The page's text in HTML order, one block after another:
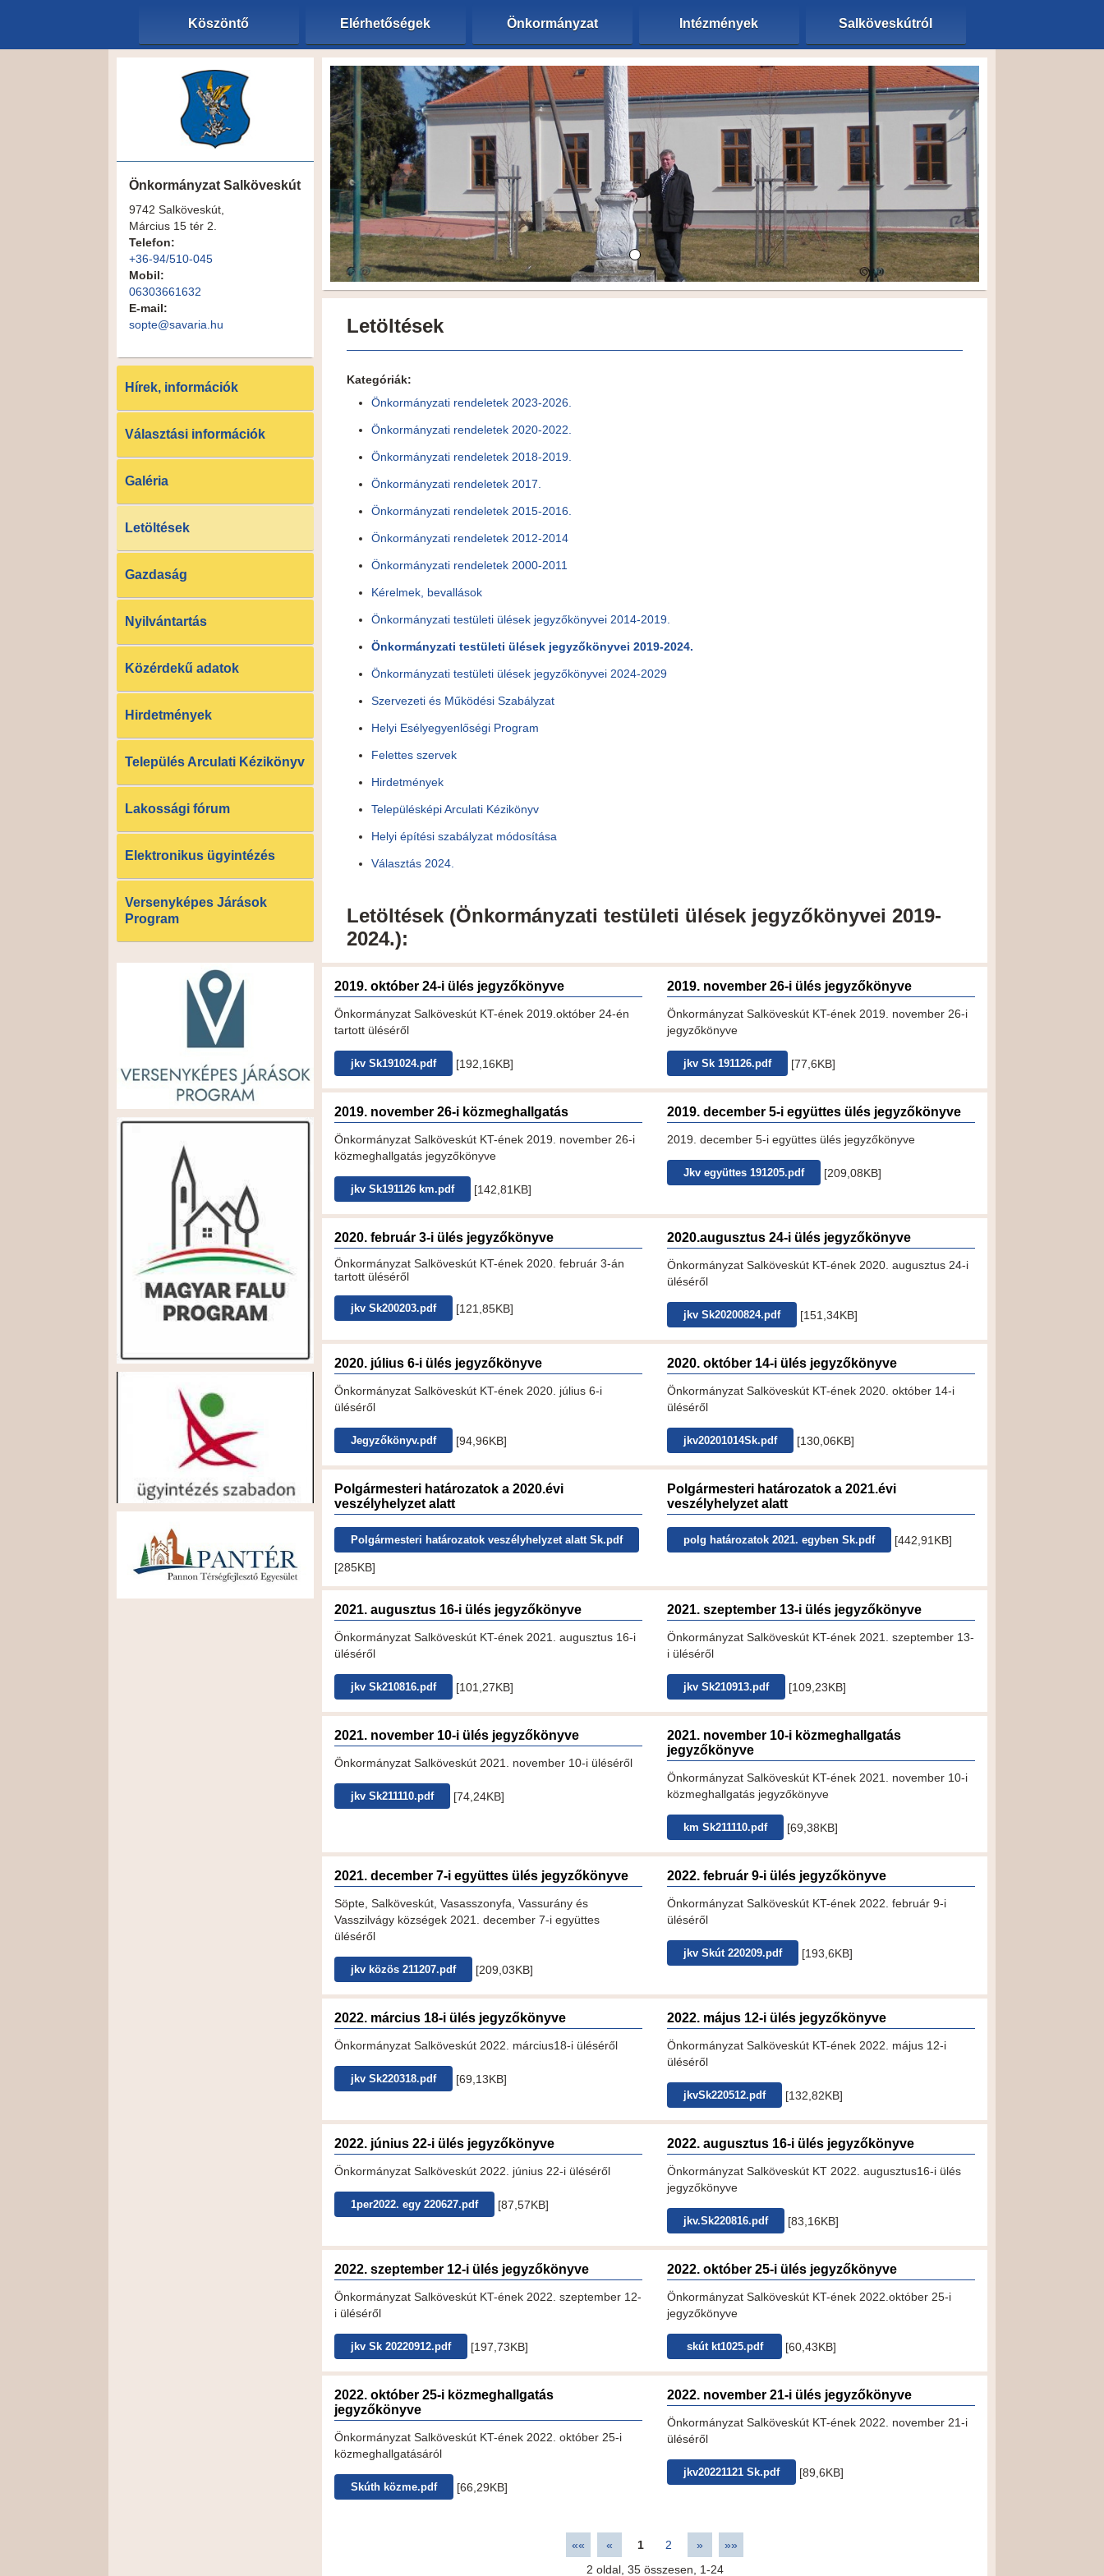
Köszöntő Elérhetőségek Önkormányzat Intézmények Salköveskútról
Önkormányzat Salköveskút
9742 Salköveskút,
Március 15 tér 2.
Telefon:
+36-94/510-045
Mobil:
06303661632
E-mail:
sopte@savaria.hu
Hírek, információk
Választási információk
Galéria
Letöltések
Gazdaság
Nyilvántartás
Közérdekű adatok
Hirdetmények
Település Arculati Kézikönyv
Lakossági fórum
Elektronikus ügyintézés
Versenyképes Járások
Program
Letöltések
Kategóriák:
Önkormányzati rendeletek 2023-2026.
Önkormányzati rendeletek 2020-2022.
Önkormányzati rendeletek 2018-2019.
Önkormányzati rendeletek 2017.
Önkormányzati rendeletek 2015-2016.
Önkormányzati rendeletek 2012-2014
Önkormányzati rendeletek 2000-2011
Kérelmek, bevallások
Önkormányzati testületi ülések jegyzőkönyvei 2014-2019.
Önkormányzati testületi ülések jegyzőkönyvei 2019-2024.
Önkormányzati testületi ülések jegyzőkönyvei 2024-2029
Szervezeti és Működési Szabályzat
Helyi Esélyegyenlőségi Program
Felettes szervek
Hirdetmények
Településképi Arculati Kézikönyv
Helyi építési szabályzat módosítása
Választás 2024.
Letöltések (Önkormányzati testületi ülések jegyzőkönyvei 2019-
2024.):
2019. október 24-i ülés jegyzőkönyve
Önkormányzat Salköveskút KT-ének 2019.október 24-én
tartott üléséről
jkv Sk191024.pdf [192,16KB]
2019. november 26-i ülés jegyzőkönyve
Önkormányzat Salköveskút KT-ének 2019. november 26-i
jegyzőkönyve
jkv Sk 191126.pdf [77,6KB]
2019. november 26-i közmeghallgatás
Önkormányzat Salköveskút KT-ének 2019. november 26-i
közmeghallgatás jegyzőkönyve
jkv Sk191126 km.pdf [142,81KB]
2019. december 5-i együttes ülés jegyzőkönyve
2019. december 5-i együttes ülés jegyzőkönyve
Jkv együttes 191205.pdf [209,08KB]
2020. február 3-i ülés jegyzőkönyve
Önkormányzat Salköveskút KT-ének 2020. február 3-án
tartott üléséről
jkv Sk200203.pdf [121,85KB]
2020.augusztus 24-i ülés jegyzőkönyve
Önkormányzat Salköveskút KT-ének 2020. augusztus 24-i
üléséről
jkv Sk20200824.pdf [151,34KB]
2020. július 6-i ülés jegyzőkönyve
Önkormányzat Salköveskút KT-ének 2020. július 6-i
üléséről
Jegyzőkönyv.pdf [94,96KB]
2020. október 14-i ülés jegyzőkönyve
Önkormányzat Salköveskút KT-ének 2020. október 14-i
üléséről
jkv20201014Sk.pdf [130,06KB]
Polgármesteri határozatok a 2020.évi
veszélyhelyzet alatt
Polgármesteri határozatok veszélyhelyzet alatt Sk.pdf
[285KB]
Polgármesteri határozatok a 2021.évi
veszélyhelyzet alatt
polg határozatok 2021. egyben Sk.pdf [442,91KB]
2021. augusztus 16-i ülés jegyzőkönyve
Önkormányzat Salköveskút KT-ének 2021. augusztus 16-i
üléséről
jkv Sk210816.pdf [101,27KB]
2021. szeptember 13-i ülés jegyzőkönyve
Önkormányzat Salköveskút KT-ének 2021. szeptember 13-
i üléséről
jkv Sk210913.pdf [109,23KB]
2021. november 10-i ülés jegyzőkönyve
Önkormányzat Salköveskút 2021. november 10-i üléséről
jkv Sk211110.pdf [74,24KB]
2021. november 10-i közmeghallgatás
jegyzőkönyve
Önkormányzat Salköveskút KT-ének 2021. november 10-i
közmeghallgatás jegyzőkönyve
km Sk211110.pdf [69,38KB]
2021. december 7-i együttes ülés jegyzőkönyve
Söpte, Salköveskút, Vasasszonyfa, Vassurány és
Vasszilvágy községek 2021. december 7-i együttes
üléséről
jkv közös 211207.pdf [209,03KB]
2022. február 9-i ülés jegyzőkönyve
Önkormányzat Salköveskút KT-ének 2022. február 9-i
üléséről
jkv Skút 220209.pdf [193,6KB]
2022. március 18-i ülés jegyzőkönyve
Önkormányzat Salköveskút 2022. március18-i üléséről
jkv Sk220318.pdf [69,13KB]
2022. május 12-i ülés jegyzőkönyve
Önkormányzat Salköveskút KT-ének 2022. május 12-i
üléséről
jkvSk220512.pdf [132,82KB]
2022. június 22-i ülés jegyzőkönyve
Önkormányzat Salköveskút 2022. június 22-i üléséről
1per2022. egy 220627.pdf [87,57KB]
2022. augusztus 16-i ülés jegyzőkönyve
Önkormányzat Salköveskút KT 2022. augusztus16-i ülés
jegyzőkönyve
jkv.Sk220816.pdf [83,16KB]
2022. szeptember 12-i ülés jegyzőkönyve
Önkormányzat Salköveskút KT-ének 2022. szeptember 12-
i üléséről
jkv Sk 20220912.pdf [197,73KB]
2022. október 25-i ülés jegyzőkönyve
Önkormányzat Salköveskút KT-ének 2022.október 25-i
jegyzőkönyve
skút kt1025.pdf [60,43KB]
2022. október 25-i közmeghallgatás
jegyzőkönyve
Önkormányzat Salköveskút KT-ének 2022. október 25-i
közmeghallgatásáról
Skúth közme.pdf [66,29KB]
2022. november 21-i ülés jegyzőkönyve
Önkormányzat Salköveskút KT-ének 2022. november 21-i
üléséről
jkv20221121 Sk.pdf [89,6KB]
«« « 1 2 »
»»
2 oldal, 35 összesen, 1-24